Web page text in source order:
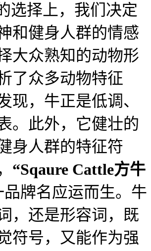
选择上，我们决定
和健身人群的情感
大众熟知的动物形
了众多动物特征
现，牛正是低调、
。此外，它健壮的
身人群的特征符
“Sqaure Cattle方牛
品牌名应运而生。牛
，还是形容词，既
符号，又能作为强